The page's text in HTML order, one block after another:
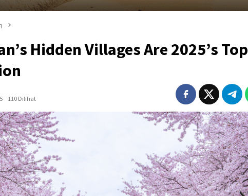
Hidden Villages Are 2025’s Top
110 Dilihat